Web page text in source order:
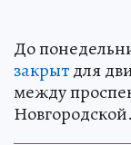
До
закрытдля
между
Новгородской.